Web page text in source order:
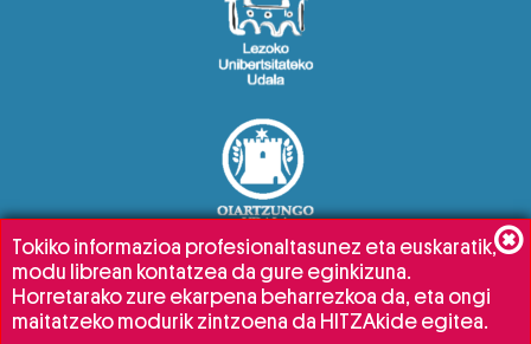
Tokiko informazioa profesionaltasunez eta euskaratik,
modu librean kontatzea da gure eginkizuna.
Horretarako zure ekarpena beharrezkoa da, eta ongi
maitatzeko modurik zintzoena da HITZAkide egitea.